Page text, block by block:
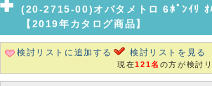
ﾝｲﾘ ｵﾊﾞﾀﾒﾄﾛ【1箱単位】
(20-2715-00)オバタメトロ 6ﾎﾟﾝｲﾘ ｵ
【2019年カタログ商品】
検討リストに追加する 検討リストを見る
現在121名 の方が検討